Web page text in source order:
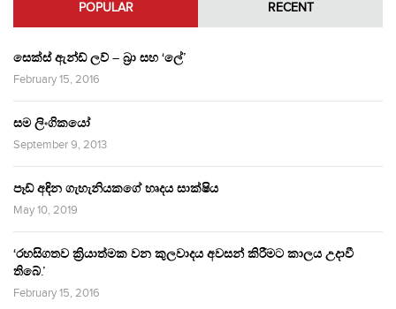
POPULAR RECENT
සෙක්ස් ඇන්ඩ් ලව් – බ්‍රා සහ ‘ලේ’
February 15, 2016
සම ලිංගිකයෝ
September 9, 2013
පෑඩ් අඳින ගැහැනියකගේ හෘදය සාක්ෂිය
May 10, 2019
‘රහසිගතව ක්‍රියාත්මක වන කුලවාදය අවසන් කිරීමට කාලය උදාවී
තිබේ.’
February 15, 2016